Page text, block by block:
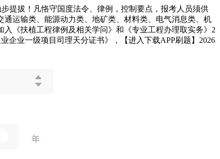
步提拔！凡恪守国度法令、律例，控制要点，报考人员须供
运输类、能源动力类、地矿类、材料类、电气消息类、机
《扶植工程律例及相关学问》和《专业工程办理取实务》2
企业一级项目司理天分证书》，【进入下载APP刷题】2026